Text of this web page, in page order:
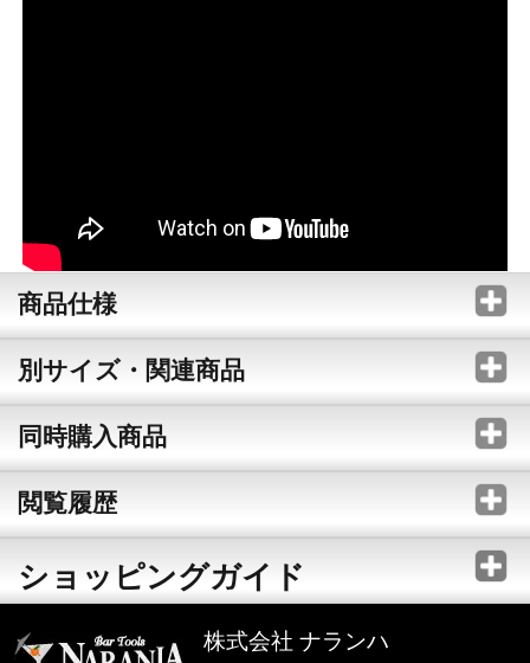
商品仕様
別サイズ・関連商品
同時購入商品
閲覧履歴
ショッピングガイド
株式会社 ナランハ